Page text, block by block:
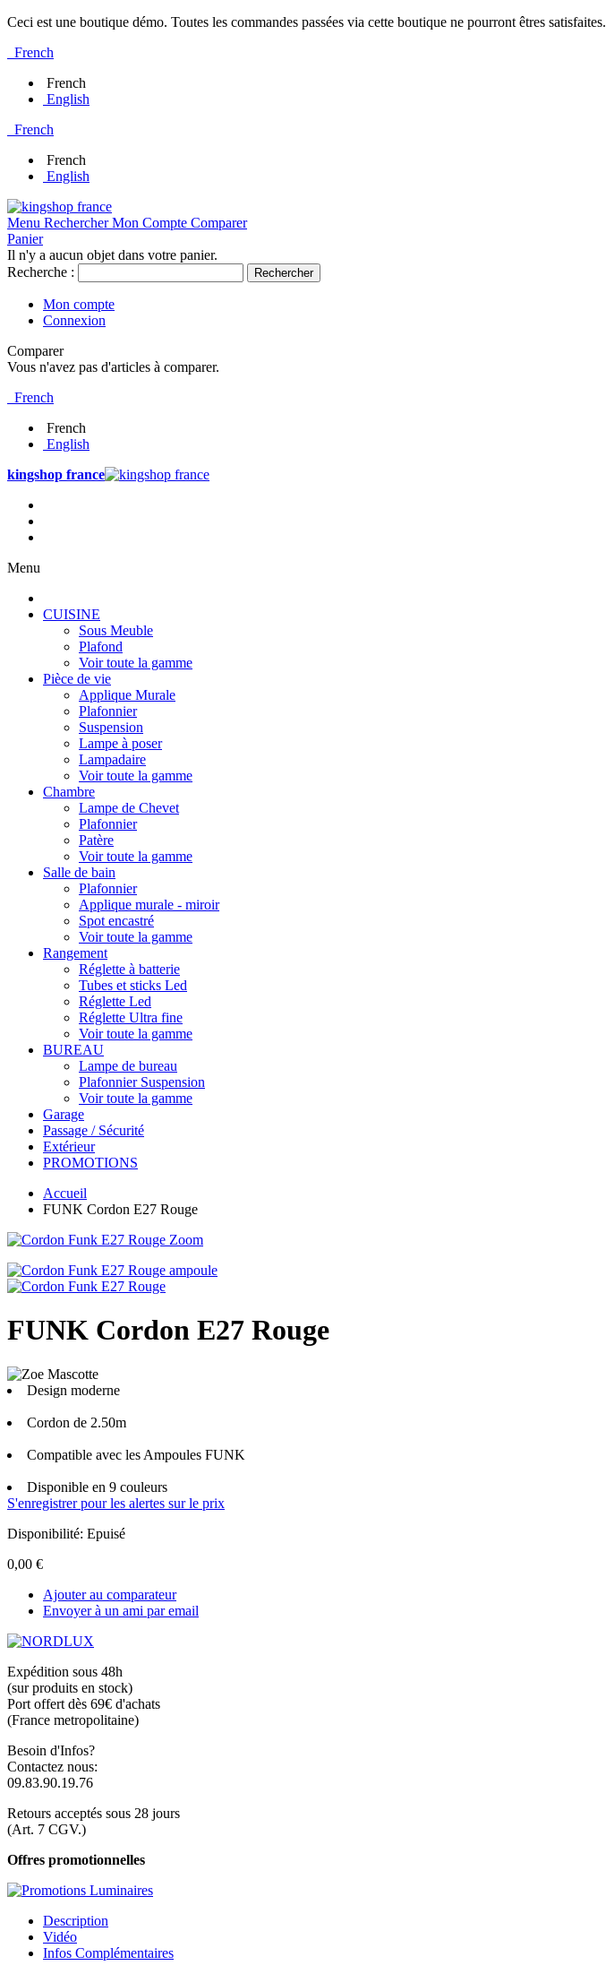
Ceci est une boutique démo. Toutes les commandes passées via cette boutique ne pourront êtres satisfaites.
French
French
English
French
French
English
Menu Rechercher Mon Compte Comparer
Panier
Il n'y a aucun objet dans votre panier.
Recherche :
Rechercher
Mon compte
Connexion
Comparer
Vous n'avez pas d'articles à comparer.
French
French
English
kingshop france
Menu
CUISINE
Sous Meuble
Plafond
Voir toute la gamme
Pièce de vie
Applique Murale
Plafonnier
Suspension
Lampe à poser
Lampadaire
Voir toute la gamme
Chambre
Lampe de Chevet
Plafonnier
Patère
Voir toute la gamme
Salle de bain
Plafonnier
Applique murale - miroir
Spot encastré
Voir toute la gamme
Rangement
Réglette à batterie
Tubes et sticks Led
Réglette Led
Réglette Ultra fine
Voir toute la gamme
BUREAU
Lampe de bureau
Plafonnier Suspension
Voir toute la gamme
Garage
Passage / Sécurité
Extérieur
PROMOTIONS
Accueil
FUNK Cordon E27 Rouge
Zoom
FUNK Cordon E27 Rouge
Design moderne
Cordon de 2.50m
Compatible avec les Ampoules FUNK
Disponible en 9 couleurs
S'enregistrer pour les alertes sur le prix
Disponibilité: Epuisé
0,00 €
Ajouter au comparateur
Envoyer à un ami par email
Expédition sous 48h
(sur produits en stock)
Port offert dès 69€ d'achats
(France metropolitaine)
Besoin d'Infos?
Contactez nous:
09.83.90.19.76
Retours acceptés sous 28 jours
(Art. 7 CGV.)
Offres promotionnelles
Description
Vidéo
Infos Complémentaires